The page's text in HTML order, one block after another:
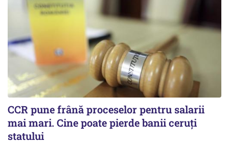
CCR pune frână proceselor pentru salarii
mai mari. Cine poate pierde banii ceruți
statului